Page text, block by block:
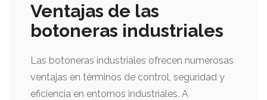
Ventajas de las
botoneras industriales
Las botoneras industriales ofrecen numerosas
ventajas en términos de control, seguridad y
eficiencia en entornos industriales. A